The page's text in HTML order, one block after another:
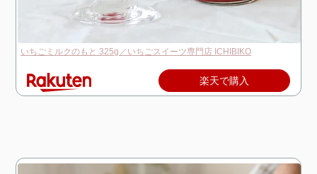
いちごミルクのもと 325g／いちごスイーツ専門店 ICHIBIKO
楽天で購入